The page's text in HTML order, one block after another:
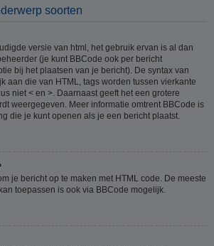
soorten
versie van html, het gebruik ervan is al dan
(je kunt BBCode ook per bericht
bij het plaatsen van je bericht). De syntax van
aan die van HTML, tags worden tussen vierkante
niet < en >. Daarnaast geeft het een grotere
weergegeven. Meer informatie omtrent BBCode is
die je kunt openen als je een bericht plaatst.
je bericht op te maken met HTML code. De meeste
toepassen is ook via BBCode mogelijk.